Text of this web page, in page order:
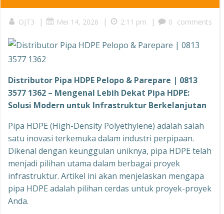
OJT3 | Mei 14, 2026 | 2:11 pm | 0 comments
Distributor Pipa HDPE Pelopo & Parepare | 0813
3577 1362 – Mengenal Lebih Dekat Pipa HDPE:
Solusi Modern untuk Infrastruktur Berkelanjutan
Pipa HDPE (High-Density Polyethylene) adalah salah
satu inovasi terkemuka dalam industri perpipaan.
Dikenal dengan keunggulan uniknya, pipa HDPE telah
menjadi pilihan utama dalam berbagai proyek
infrastruktur. Artikel ini akan menjelaskan mengapa
pipa HDPE adalah pilihan cerdas untuk proyek-proyek
Anda.